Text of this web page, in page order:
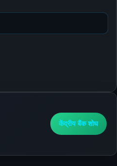
केंद्रीय बैंक शोध